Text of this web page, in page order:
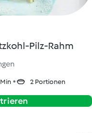
Pilz-Rahm
2 Portionen